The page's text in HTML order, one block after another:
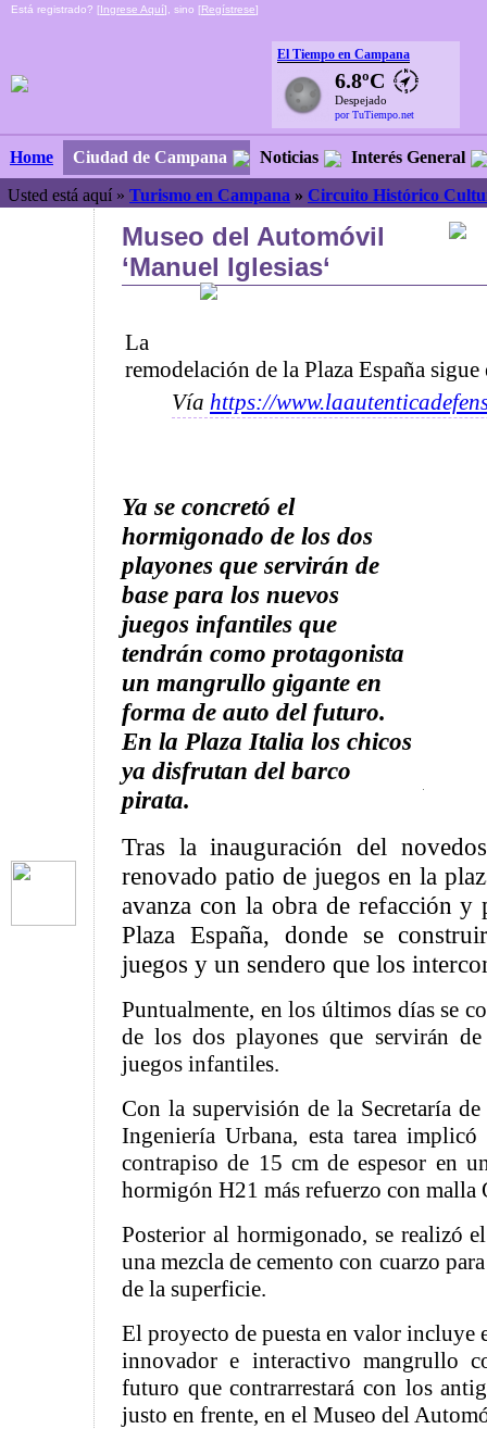
Está registrado? [Ingrese Aquí], sino [Regístrese]
El Tiempo en Campana
6.8ºC
Despejado
por TuTiempo.net
Home Ciudad de Campana Noticias Interés General
Usted está aquí » Turismo en Campana » Circuito Histórico
Museo del Automóvil
‘Manuel Iglesias‘
La
remodelación de la Plaza España sigue
Vía https://
Ya se concretó el
hormigonado de los dos
playones que servirán de
base para los nuevos
juegos infantiles que
tendrán como protagonista
un mangrullo gigante en
forma de auto del futuro.
En la Plaza Italia los chicos
ya disfrutan del barco
pirata.
Tras la inauguración del
renovado patio de juegos en la
avanza con la obra de refacción y
Plaza España, donde se
juegos y un sendero que los
Puntualmente, en los últimos días se
de los dos playones que servirán
juegos infantiles.
Con la supervisión de la Secretaría de
Ingeniería Urbana, esta tarea
contrapiso de 15 cm de espesor en
hormigón H21 más refuerzo con malla
Posterior al hormigonado, se realizó
una mezcla de cemento con cuarzo
de la superficie.
El proyecto de puesta en valor incluye
innovador e interactivo mangrullo
futuro que contrarrestará con los
justo en frente, en el Museo del